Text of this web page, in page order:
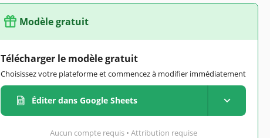
Modèle gratuit
Télécharger le modèle gratuit
Choisissez votre plateforme et commencez à modifier immédiatement
Éditer dans Google Sheets
Aucun compte requis • Attribution requise